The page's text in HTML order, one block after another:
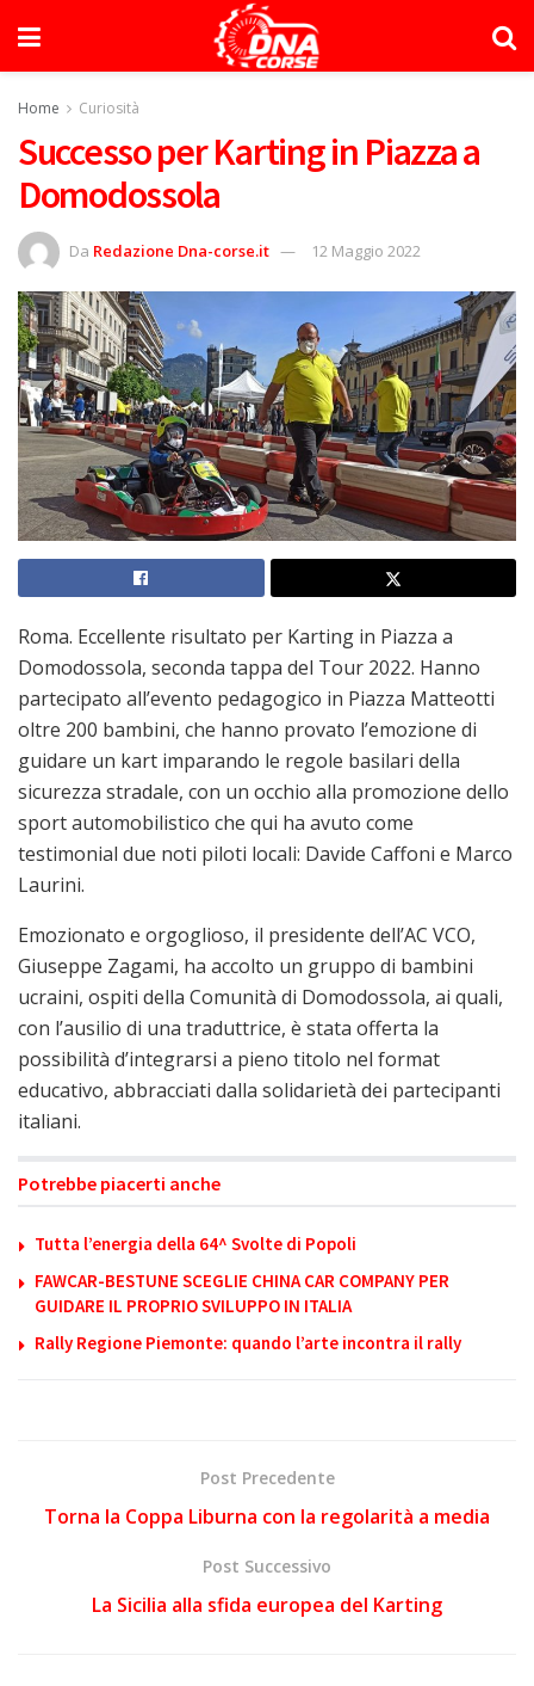
Home Curiosità
Successo per Karting in Piazza a
Domodossola
Da Redazione Dna-corse.it 12 Maggio 2022
Roma. Eccellente risultato per Karting in Piazza a
Domodossola, seconda tappa del Tour 2022. Hanno
partecipato all’evento pedagogico in Piazza Matteotti
oltre 200 bambini, che hanno provato l’emozione di
guidare un kart imparando le regole basilari della
sicurezza stradale, con un occhio alla promozione dello
sport automobilistico che qui ha avuto come
testimonial due noti piloti locali: Davide Caffoni e Marco
Laurini.
Emozionato e orgoglioso, il presidente dell’AC VCO,
Giuseppe Zagami, ha accolto un gruppo di bambini
ucraini, ospiti della Comunità di Domodossola, ai quali,
con l’ausilio di una traduttrice, è stata offerta la
possibilità d’integrarsi a pieno titolo nel format
educativo, abbracciati dalla solidarietà dei partecipanti
italiani.
Potrebbe piacerti anche
Tutta l’energia della 64^ Svolte di Popoli
FAWCAR-BESTUNE SCEGLIE CHINA CAR COMPANY PER
GUIDARE IL PROPRIO SVILUPPO IN ITALIA
Rally Regione Piemonte: quando l’arte incontra il rally
Post Precedente
Torna la Coppa Liburna con la regolarità a media
Post Successivo
La Sicilia alla sfida europea del Karting